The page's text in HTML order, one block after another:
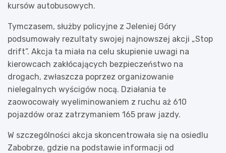
kursów autobusowych.
Tymczasem, służby policyjne z Jeleniej Góry
podsumowały rezultaty swojej najnowszej akcji „Stop
drift”. Akcja ta miała na celu skupienie uwagi na
kierowcach zakłócających bezpieczeństwo na
drogach, zwłaszcza poprzez organizowanie
nielegalnych wyścigów nocą. Działania te
zaowocowały wyeliminowaniem z ruchu aż 610
pojazdów oraz zatrzymaniem 165 praw jazdy.
W szczególności akcja skoncentrowała się na osiedlu
Zabobrze, gdzie na podstawie informacji od